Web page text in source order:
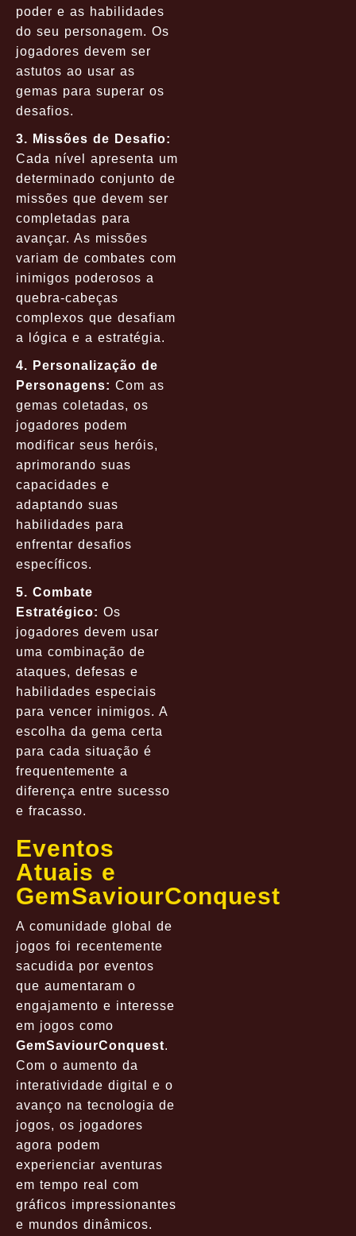
poder e as habilidades
do seu personagem. Os
jogadores devem ser
astutos ao usar as
gemas para superar os
desafios.
3. Missões de Desafio:
Cada nível apresenta um
determinado conjunto de
missões que devem ser
completadas para
avançar. As missões
variam de combates com
inimigos poderosos a
quebra-cabeças
complexos que desafiam
a lógica e a estratégia.
4. Personalização de
Personagens: Com as
gemas coletadas, os
jogadores podem
modificar seus heróis,
aprimorando suas
capacidades e
adaptando suas
habilidades para
enfrentar desafios
específicos.
5. Combate
Estratégico: Os
jogadores devem usar
uma combinação de
ataques, defesas e
habilidades especiais
para vencer inimigos. A
escolha da gema certa
para cada situação é
frequentemente a
diferença entre sucesso
e fracasso.
Eventos
Atuais e
GemSaviourConquest
A comunidade global de
jogos foi recentemente
sacudida por eventos
que aumentaram o
engajamento e interesse
em jogos como
GemSaviourConquest.
Com o aumento da
interatividade digital e o
avanço na tecnologia de
jogos, os jogadores
agora podem
experienciar aventuras
em tempo real com
gráficos impressionantes
e mundos dinâmicos.